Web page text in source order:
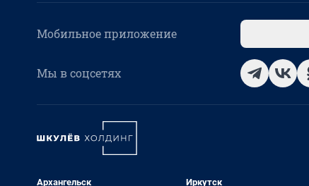
Мобильное приложение
Мы в соцсетях
Архангельск Иркутск